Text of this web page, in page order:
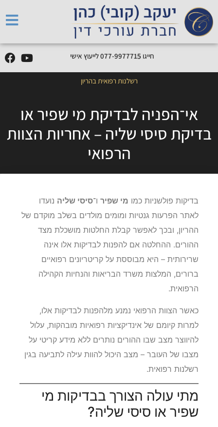
חייגו 077-9977715 לייעוץ אישי
רשלנות רפואית בהריון
אי־הפניה לבדיקת מי שפיר או
בדיקת סיסי שליה – אחריות הצוות
הרפואי
בדיקות פולשניות כמו מי שפיר ו־סיסי שליה נועדו
לאתר הפרעות גנטיות ומומים מולדים בשלב מוקדם של
ההריון, ובכך לאפשר קבלת החלטות מושכלת מצד
ההורים. ההחלטה אם להפנות לבדיקות אלו אינה
שרירותית – היא מבוססת על קריטריונים רפואיים
ברורים, המלצות משרד הבריאות והנחיות הקהילה
הרפואית.
כאשר הצוות הרפואי נמנע מלהפנות לבדיקות אלו,
למרות קיומם של אינדיקציות רפואיות מובהקות, עלול
להיווצר מצב שבו ההורים נותרים ללא מידע קריטי על
מצבו של העובר – מצב היכול להוות עילה לתביעה בגין
רשלנות רפואית.
מתי עולה הצורך בבדיקות מי
שפיר או סיסי שליה?